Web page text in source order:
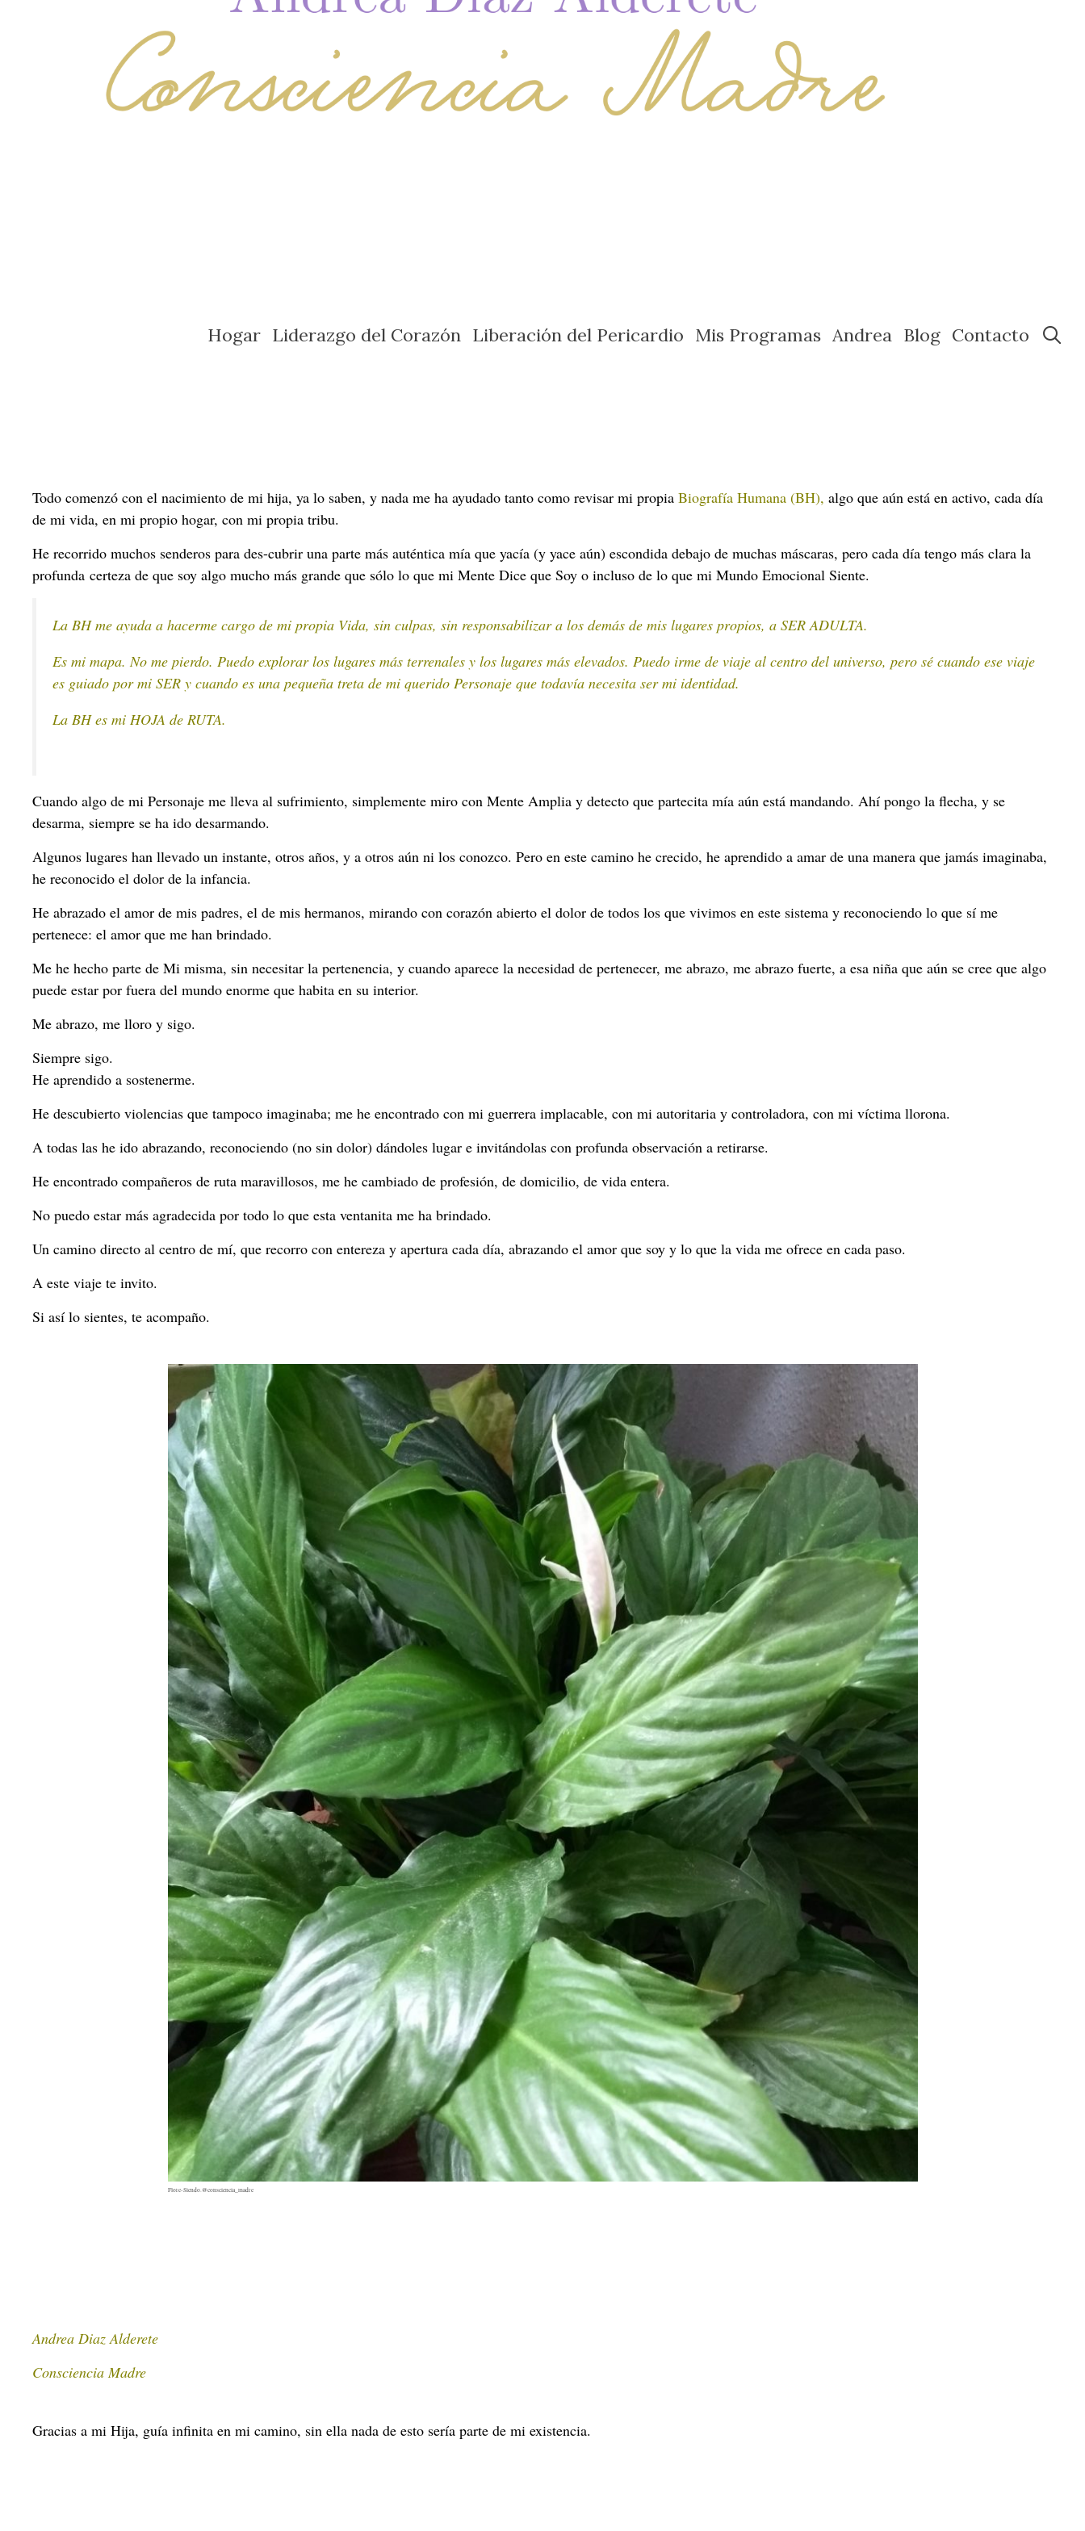
Hogar Liderazgo del Corazón Liberación del Pericardio Mis Programas Andrea Blog Contacto
Todo comenzó con el nacimiento de mi hija, ya lo saben, y nada me ha ayudado tanto como revisar mi propia Biografía Humana (BH), algo que aún está en activo, cada día
de mi vida, en mi propio hogar, con mi propia tribu.
He recorrido muchos senderos para des-cubrir una parte más auténtica mía que yacía (y yace aún) escondida debajo de muchas máscaras, pero cada día tengo más clara la
profunda certeza de que soy algo mucho más grande que sólo lo que mi Mente Dice que Soy o incluso de lo que mi Mundo Emocional Siente.
La BH me ayuda a hacerme cargo de mi propia Vida, sin culpas, sin responsabilizar a los demás de mis lugares propios, a SER ADULTA.
Es mi mapa. No me pierdo. Puedo explorar los lugares más terrenales y los lugares más elevados. Puedo irme de viaje al centro del universo, pero sé cuando ese viaje
es guiado por mi SER y cuando es una pequeña treta de mi querido Personaje que todavía necesita ser mi identidad.
La BH es mi HOJA de RUTA.
Cuando algo de mi Personaje me lleva al sufrimiento, simplemente miro con Mente Amplia y detecto que partecita mía aún está mandando. Ahí pongo la flecha, y se
desarma, siempre se ha ido desarmando.
Algunos lugares han llevado un instante, otros años, y a otros aún ni los conozco. Pero en este camino he crecido, he aprendido a amar de una manera que jamás imaginaba,
he reconocido el dolor de la infancia.
He abrazado el amor de mis padres, el de mis hermanos, mirando con corazón abierto el dolor de todos los que vivimos en este sistema y reconociendo lo que sí me
pertenece: el amor que me han brindado.
Me he hecho parte de Mi misma, sin necesitar la pertenencia, y cuando aparece la necesidad de pertenecer, me abrazo, me abrazo fuerte, a esa niña que aún se cree que algo
puede estar por fuera del mundo enorme que habita en su interior.
Me abrazo, me lloro y sigo.
Siempre sigo.
He aprendido a sostenerme.
He descubierto violencias que tampoco imaginaba; me he encontrado con mi guerrera implacable, con mi autoritaria y controladora, con mi víctima llorona.
A todas las he ido abrazando, reconociendo (no sin dolor) dándoles lugar e invitándolas con profunda observación a retirarse.
He encontrado compañeros de ruta maravillosos, me he cambiado de profesión, de domicilio, de vida entera.
No puedo estar más agradecida por todo lo que esta ventanita me ha brindado.
Un camino directo al centro de mí, que recorro con entereza y apertura cada día, abrazando el amor que soy y lo que la vida me ofrece en cada paso.
A este viaje te invito.
Si así lo sientes, te acompaño.
Flore-Siendo.@consciencia_madre
Andrea Diaz Alderete
Consciencia Madre
Gracias a mi Hija, guía infinita en mi camino, sin ella nada de esto sería parte de mi existencia.